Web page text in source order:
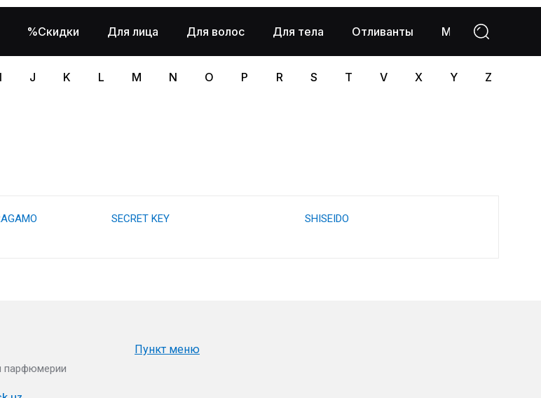
%Скидки Для лица Для волос Для тела Отливанты Макияж
I J K L M N O P R S T V X Y Z
SECRET KEY
SHISEIDO
парфюмерии
Пункт меню